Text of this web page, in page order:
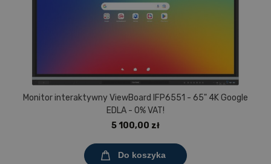
Monitor interaktywny ViewBoard IFP6551 - 65" 4K Google
EDLA - 0% VAT!
5 100,00 zł
Do koszyka